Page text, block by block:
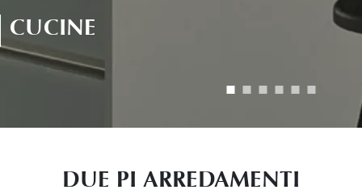
CUCINE
DUE PI ARREDAMENTI